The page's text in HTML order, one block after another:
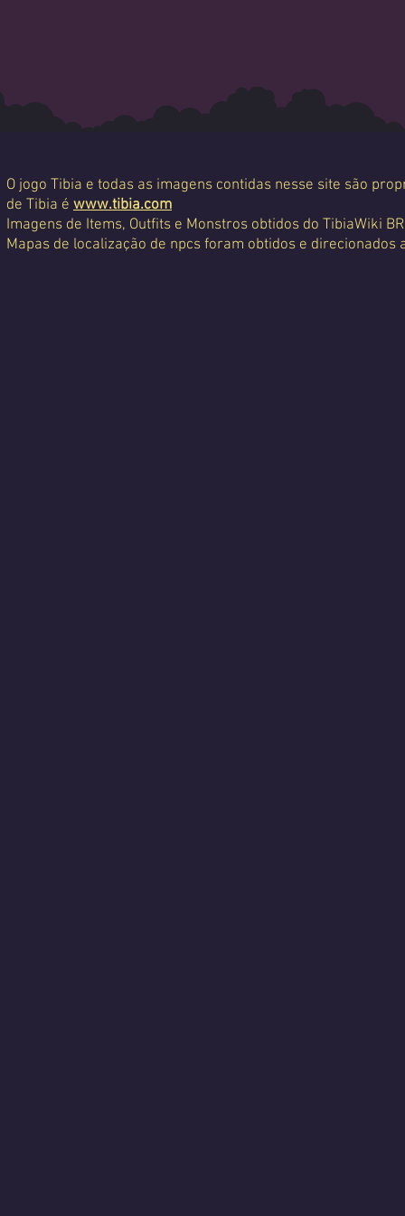
O jogo Tibia e todas as imagens contidas nesse site são
de Tibia é www.tibia.com
Imagens de Items, Outfits e Monstros obtidos do TibiaWiki
Mapas de localização de npcs foram obtidos e direcionados